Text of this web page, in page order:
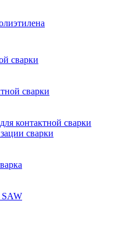
сварки
сварки
контактной сварки
сварки